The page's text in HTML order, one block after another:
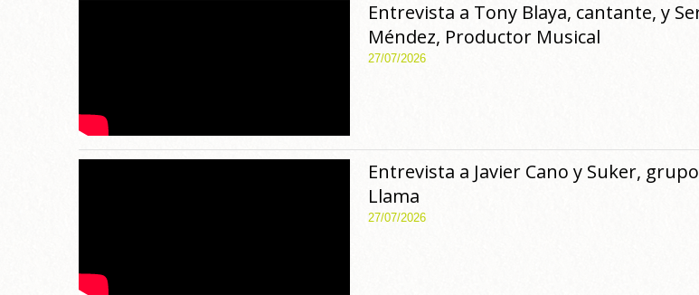
Entrevista a Tony Blaya, cantante, y
Méndez, Productor Musical
27/07/2026
Entrevista a Javier Cano y Suker,
Llama
27/07/2026